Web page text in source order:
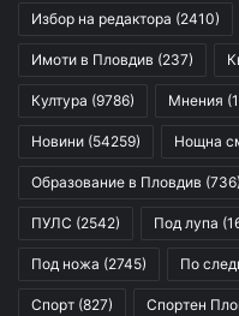
Избор на редактора (2410)
Имоти в Пловдив (237)
Култура (9786) Мнения
Новини (54259) Нощна
Образование в Пловдив (736)
ПУЛС (2542) Под лупа
Под ножа (2745) По
Спорт (827) Спортен